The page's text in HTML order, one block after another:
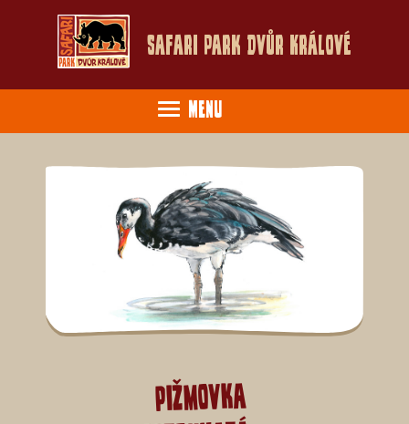
Safari Park Dvůr Králové
Menu
Pižmovka